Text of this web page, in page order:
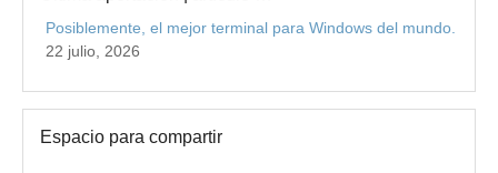
Posiblemente, el mejor terminal para Windows del mundo.
22 julio, 2026
Espacio para compartir